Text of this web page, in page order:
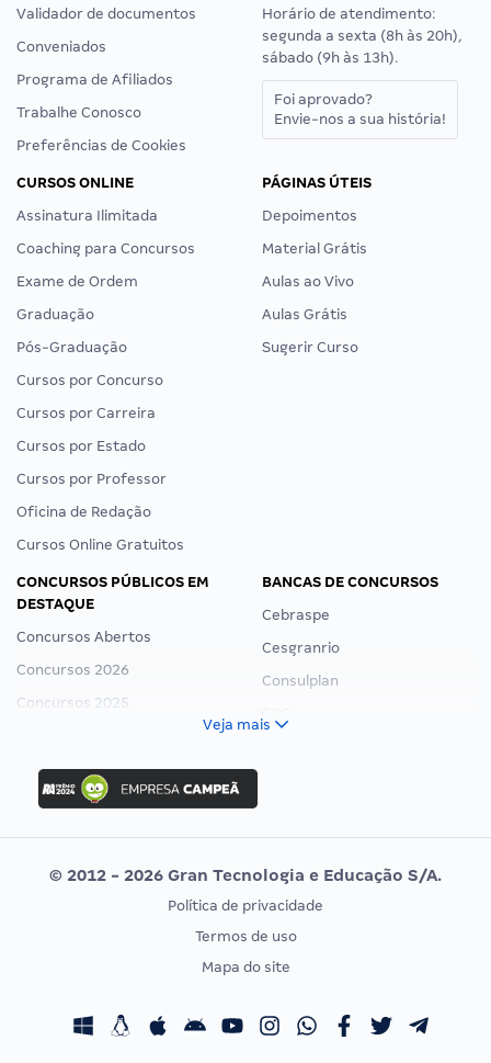
Validador de documentos
Conveniados
Programa de Afiliados
Trabalhe Conosco
Preferências de Cookies
Horário de atendimento:
segunda a sexta (8h às 20h),
sábado (9h às 13h).
Foi aprovado?
Envie-nos a sua história!
CURSOS ONLINE
Assinatura Ilimitada
Coaching para Concursos
Exame de Ordem
Graduação
Pós-Graduação
Cursos por Concurso
Cursos por Carreira
Cursos por Estado
Cursos por Professor
Oficina de Redação
Cursos Online Gratuitos
PÁGINAS ÚTEIS
Depoimentos
Material Grátis
Aulas ao Vivo
Aulas Grátis
Sugerir Curso
CONCURSOS PÚBLICOS EM
DESTAQUE
Concursos Abertos
Concursos 2026
Concursos 2025
Concurso Ibama
Concurso MPU
Editais publicados
BANCAS DE CONCURSOS
Cebraspe
Cesgranrio
Consulplan
Vunesp
CONCURSOS POR PROFISSÃO
Concursos Fiscais
EXAME DE ORDEM
Calendário OAB
Veja mais
© 2012 - 2026 Gran Tecnologia e Educação S/A.
Política de privacidade
Termos de uso
Mapa do site